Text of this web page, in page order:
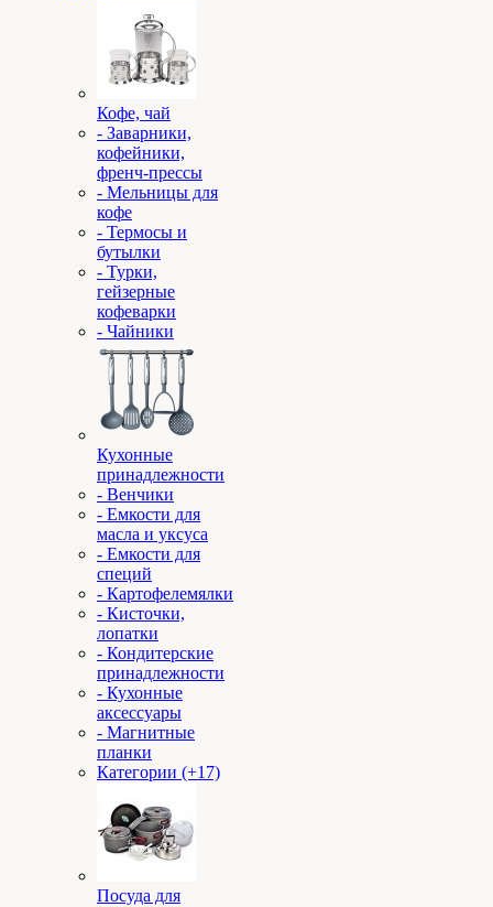
Кофе, чай
- Заварники,
кофейники,
френч-прессы
- Мельницы для
кофе
- Термосы и
бутылки
- Турки,
гейзерные
кофеварки
- Чайники
Кухонные
принадлежности
- Венчики
- Емкости для
масла и уксуса
- Емкости для
специй
- Картофелемялки
- Кисточки,
лопатки
- Кондитерские
принадлежности
- Кухонные
аксессуары
- Магнитные
планки
Категории (+17)
Посуда для